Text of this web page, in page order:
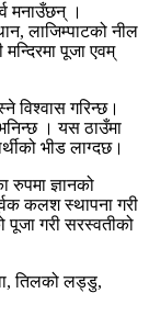
मनाउँछन् ।
लाजिम्पाटको नील
पूजा एवम्
विश्वास गरिन्छ।
। यस ठाउँमा
भीड लाग्दछ।
रुपमा ज्ञानको
कलश स्थापना गरी
पूजा गरी सरस्वतीको
तिलको लड्डु,